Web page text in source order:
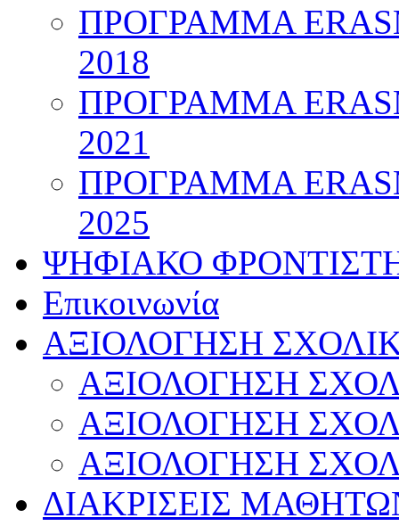
ΠΡΟΓΡΑΜΜΑ
2018
ΠΡΟΓΡΑΜΜΑ
2021
ΠΡΟΓΡΑΜΜΑ
2025
ΨΗΦΙΑΚΟ
Επικοινωνία
ΑΞΙΟΛΟΓΗΣΗ
ΑΞΙΟΛΟΓΗΣΗ
ΑΞΙΟΛΟΓΗΣΗ
ΑΞΙΟΛΟΓΗΣΗ
ΔΙΑΚΡΙΣΕΙΣ